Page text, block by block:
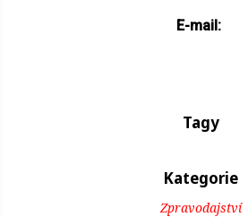
E-mail:
Tagy
Kategorie
Zpravodajství